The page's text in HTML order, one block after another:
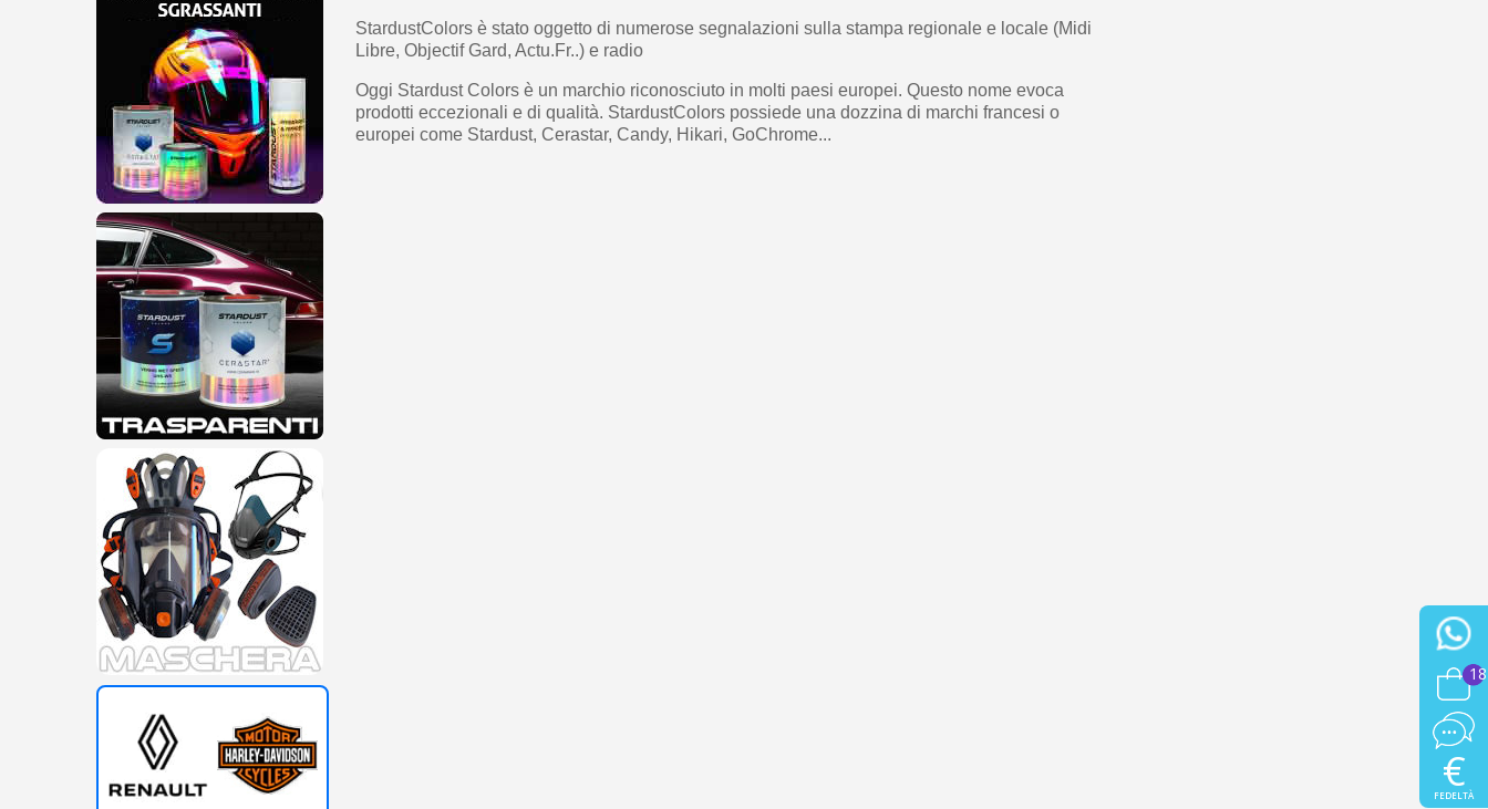
StardustColors è stato oggetto di numerose segnalazioni sulla stampa regionale e locale (Midi
Libre, Objectif Gard, Actu.Fr..) e radio
Oggi Stardust Colors è un marchio riconosciuto in molti paesi europei. Questo nome evoca
prodotti eccezionali e di qualità. StardustColors possiede una dozzina di marchi francesi o
europei come Stardust, Cerastar, Candy, Hikari, GoChrome...
18
€
FEDELTÀ